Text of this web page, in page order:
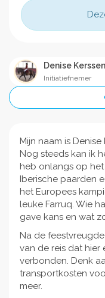
Denise
Initiatiefnemer
Mijn naam is Denise
Nog steeds kan ik
heb onlangs op
Iberische paarden
het Europees
leuke Farruq. Wie
gave kans en wat
Na de
van de reis dat hier
verbonden. Denk
transportkosten
meer.